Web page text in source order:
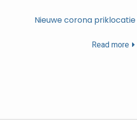
Nieuwe corona
Read more